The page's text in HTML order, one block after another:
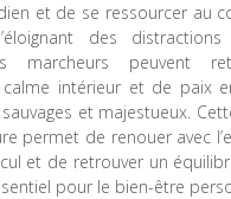
et de se ressourcer au
des
marcheurs peuvent
intérieur et de paix
et majestueux.
permet de renouer avec
et de retrouver un
pour le bien-être